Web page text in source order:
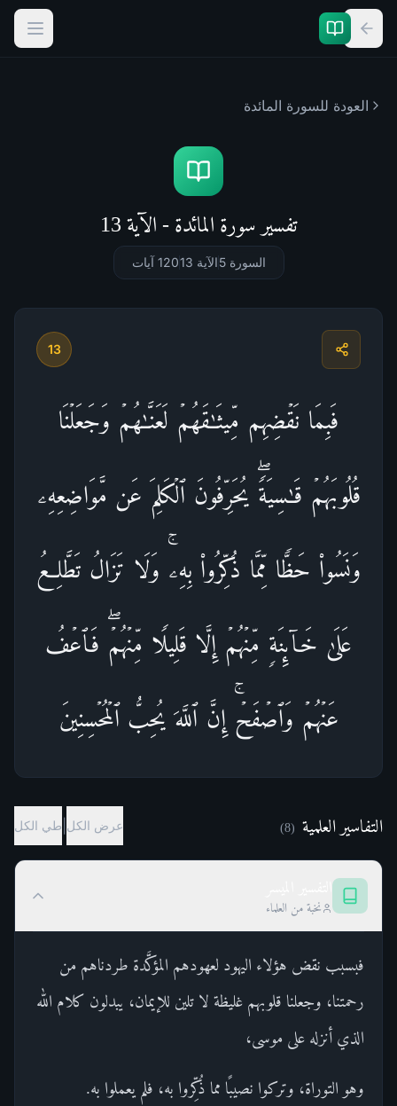
العودة للسورة المائدة
تفسير سورة المائدة - الآية 13
السورة 5 الآية 13 120 آيات
13
فَبِمَا نَقۡضِهِم مِّیثَـٰقَهُمۡ لَعَنَّـٰهُمۡ وَجَعَلۡنَا
قُلُوبَهُمۡ قَـٰسِیَةࣰۖ یُحَرِّفُونَ ٱلۡكَلِمَ عَن مَّوَاضِعِهِۦ
وَنَسُوا۟ حَظࣰّا مِّمَّا ذُكِّرُوا۟ بِهِۦۚ وَلَا تَزَالُ تَطَّلِعُ
عَلَىٰ خَاۤىِٕنَةࣲ مِّنۡهُمۡ إِلَّا قَلِیلࣰا مِّنۡهُمۡۖ فَٱعۡفُ
عَنۡهُمۡ وَٱصۡفَحۡۚ إِنَّ ٱللَّهَ یُحِبُّ ٱلۡمُحۡسِنِینَ
التفاسير العلمية (
8
) عرض الكل طي الكل
نخبة من العلماء
فبسبب نقض هؤلاء اليهود لعهودهم المؤكَّدة طردناهم من
رحمتنا، وجعلنا قلوبهم غليظة لا تلين للإيمان، يبدلون كلام الله
الذي أنزله على موسى،
وهو التوراة، وتركوا نصيبًا مما ذُكِّروا به، فلم يعملوا به.